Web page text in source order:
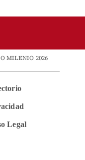
MILENIO 2026
Legal